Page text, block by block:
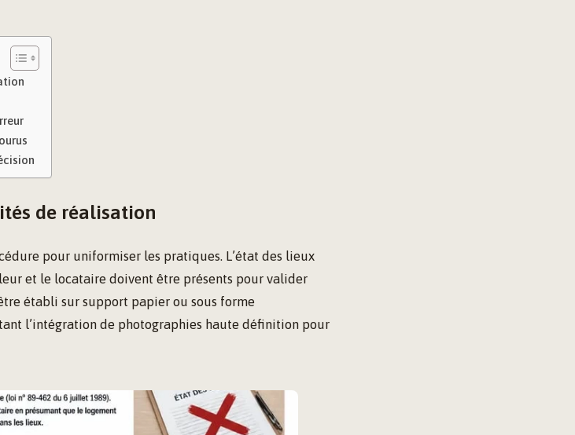
de réalisation
pour uniformiser les pratiques. L’état des lieux
et le locataire doivent être présents pour valider
établi sur support papier ou sous forme
l’intégration de photographies haute définition pour